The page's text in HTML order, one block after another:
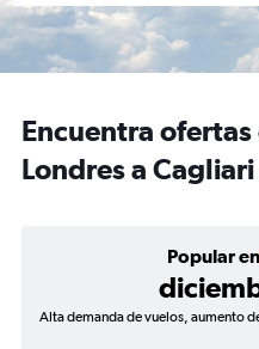
Encuentra
Londres a Cagliari
Popular en
Alta demanda de vuelos, aumento